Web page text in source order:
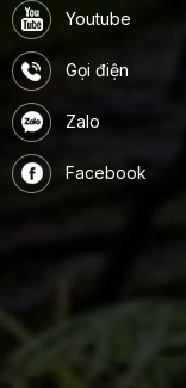
Youtube
Gọi điện
Zalo
Facebook